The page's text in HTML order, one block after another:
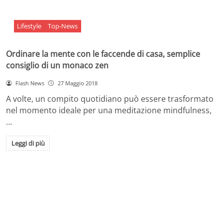
Lifestyle Top-News
Ordinare la mente con le faccende di casa, semplice
consiglio di un monaco zen
Flash News 27 Maggio 2018
A volte, un compito quotidiano può essere trasformato
nel momento ideale per una meditazione mindfulness,
…
Leggi di più